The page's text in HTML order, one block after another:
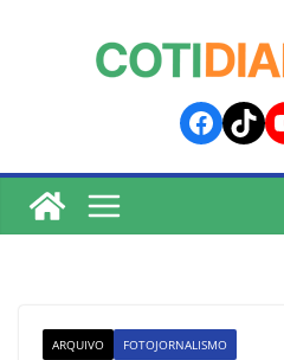
ARQUIVO FOTOJORNALISMO